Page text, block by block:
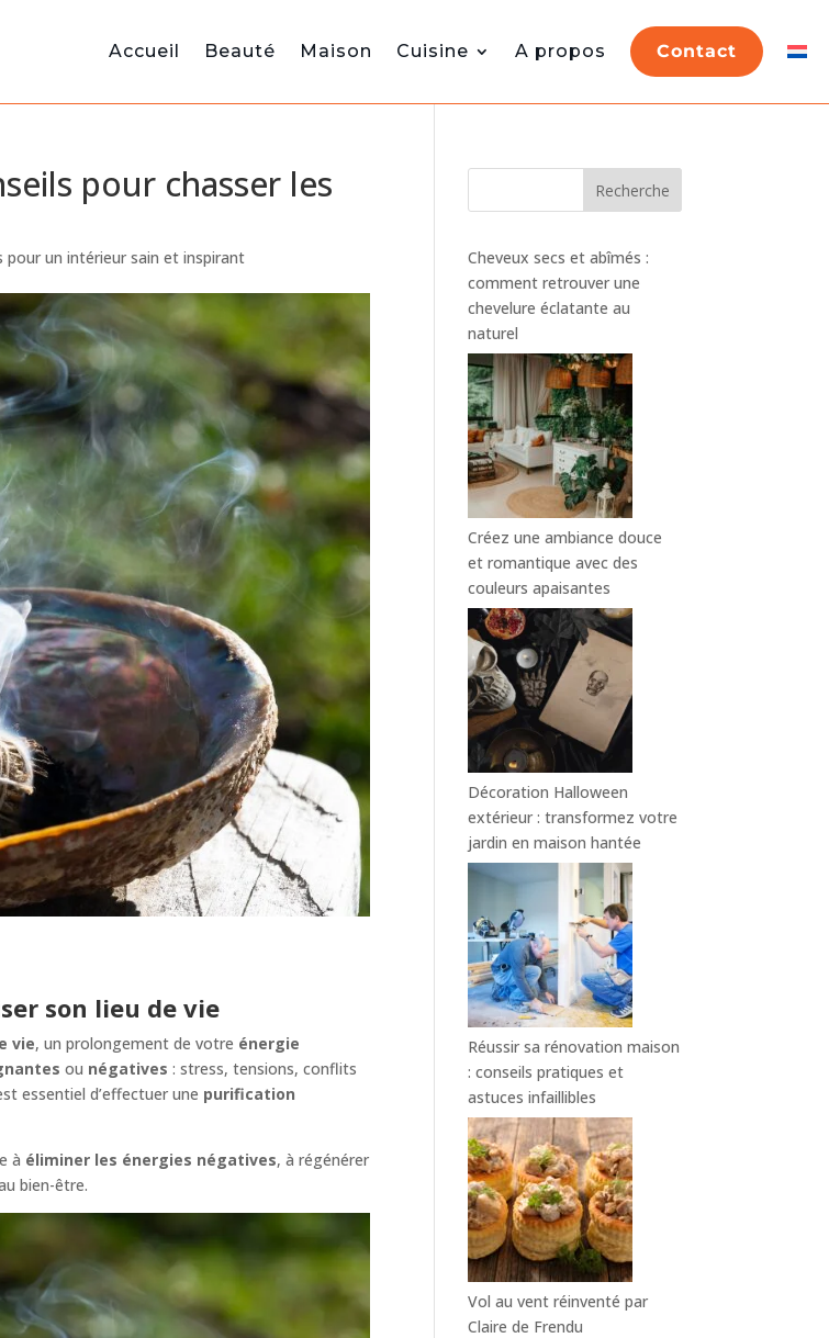
Accueil Beauté Maison Cuisine A propos Contact
pour chasser les
pour un intérieur sain et inspirant
son lieu de vie
vie, un prolongement de votre énergie
ou négatives : stress, tensions, conflits
essentiel d’effectuer une purification
à éliminer les énergies négatives, à régénérer
bien-être.
Recherche
Cheveux secs et abîmés :
comment retrouver une
chevelure éclatante au
naturel
Créez une ambiance douce
et romantique avec des
couleurs apaisantes
Décoration Halloween
extérieur : transformez votre
jardin en maison hantée
Réussir sa rénovation maison
: conseils pratiques et
astuces infaillibles
Vol au vent réinventé par
Claire de Frendu